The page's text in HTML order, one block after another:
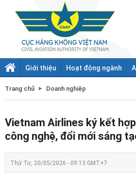
Giới thiệu Hoạt động ngành
Trang chủ Doanh nghiệp
Vietnam Airlines ký kết
công nghệ, đổi mới sáng
Thứ Tư, 20/05/2026 - 09:13 GMT+7